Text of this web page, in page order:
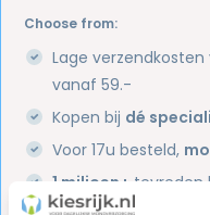
Choose from:
Lage
vanaf 59.-
Kopen bij dé
Voor 17u besteld,
1 miljoen+ tevreden